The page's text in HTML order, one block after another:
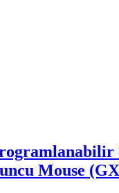
Mouse